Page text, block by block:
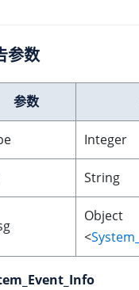
参数
参数
Integer
String
Object
<